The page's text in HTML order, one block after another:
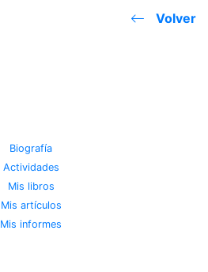
Volver
Biografía
Actividades
Mis libros
Mis artículos
Mis informes